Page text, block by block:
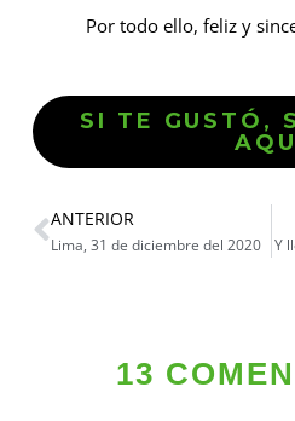
Por todo ello, feliz y
SI TE GUSTÓ,
ANTERIOR
Lima, 31 de diciembre del 2020 Y
13